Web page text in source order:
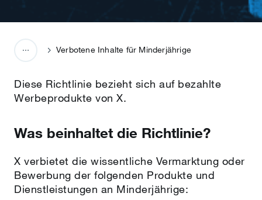
Verbotene Inhalte für Minderjährige
Diese Richtlinie bezieht sich auf bezahlte
Werbeprodukte von X.
Was beinhaltet die Richtlinie?
X verbietet die wissentliche Vermarktung oder
Bewerbung der folgenden Produkte und
Dienstleistungen an Minderjährige: